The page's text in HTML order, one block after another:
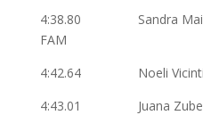
4:38.80 Sandra
FAM
4:42.64
4:43.01 Juana